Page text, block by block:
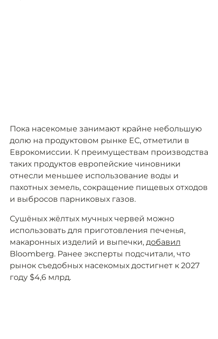
Пока насекомые занимают крайне небольшую
долю на продуктовом рынке ЕС, отметили в
Еврокомиссии. К преимуществам производства
таких продуктов европейские чиновники
отнесли меньшее использование воды и
пахотных земель, сокращение пищевых отходов
и выбросов парниковых газов.
Сушёных жёлтых мучных червей можно
использовать для приготовления печенья,
макаронных изделий и выпечки, добавил
Bloomberg. Ранее эксперты подсчитали, что
рынок съедобных насекомых достигнет к 2027
году $4,6 млрд.